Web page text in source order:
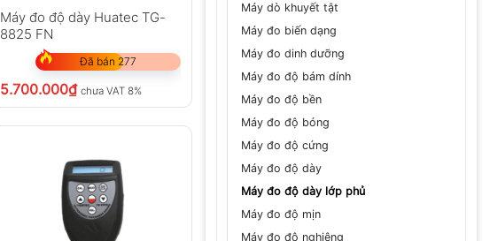
Máy dò khuyết tật
Máy đo biến dạng
Máy đo dinh dưỡng
Máy đo độ bám dính
Máy đo độ bền
Máy đo độ bóng
Máy đo độ cứng
Máy đo độ dày
Máy đo độ dày lớp phủ
Máy đo độ mịn
Máy đo độ nghiêng
Máy đo độ dày Huatec TG-
8825 FN
Đã bán 277
5.700.000₫ chưa VAT 8%